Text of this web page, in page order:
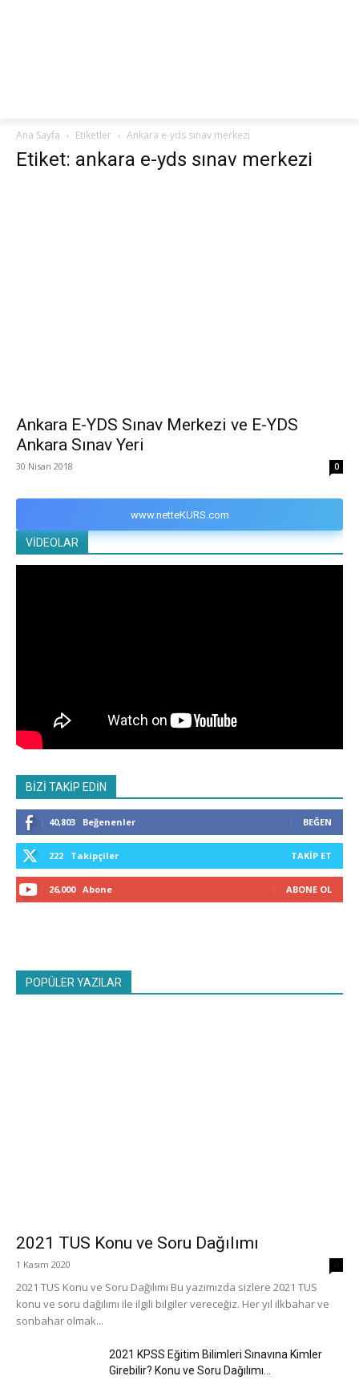
Ana Sayfa Etiketler Ankara e-yds sınav merkezi
Etiket: ankara e-yds sınav merkezi
Ankara E-YDS Sınav Merkezi ve E-YDS
Ankara Sınav Yeri
30 Nisan 2018 0
www.netteKURS.com
VİDEOLAR
BİZİ TAKİP EDİN
40,803 Beğenenler BEĞEN
222 Takipçiler TAKIP ET
26,000 Abone ABONE OL
POPÜLER YAZILAR
2021 TUS Konu ve Soru Dağılımı
1 Kasım 2020
2021 TUS Konu ve Soru Dağılımı Bu yazımızda sizlere 2021 TUS
konu ve soru dağılımı ile ilgili bilgiler vereceğiz. Her yıl ilkbahar ve
sonbahar olmak...
2021 KPSS Eğitim Bilimleri Sınavına Kimler
Girebilir? Konu ve Soru Dağılımı...